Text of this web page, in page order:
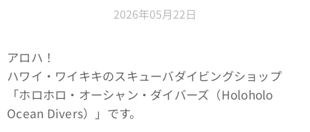
2026年05月22日
アロハ！
ハワイ・ワイキキのスキューバダイビングショップ
「ホロホロ・オーシャン・ダイバーズ（Holoholo
Ocean Divers）」です。